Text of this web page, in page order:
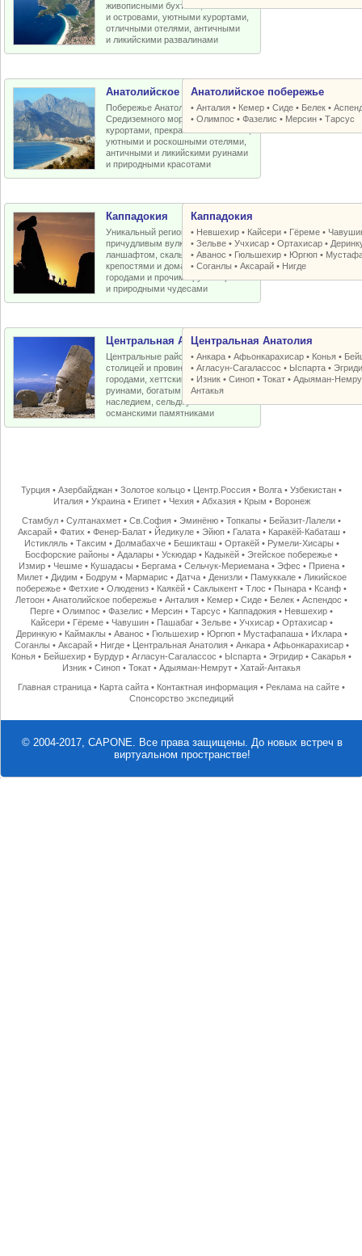
живописными бухтами, пляжами
и островами, уютными курортами,
отличными отелями, античными
и ликийскими развалинами
Анатолийское побережье
Побережье Анатолийской бухты
Средиземного моря с отличными
курортами, прекрасными пляжами,
уютными и роскошными отелями,
античными и ликийскими руинами
и природными красотами
Анатолийское побережье
•Анталия • Кемер •Сиде • Белек •
•Олимпос •Фазелис • Мерсин •Тарсус
Каппадокия
Уникальный регион Турции с
причудливым вулканическим
ланшафтом, скальными церквями,
крепостями и домами, пещерными
городами и прочими рукотворными
и природными чудесами
Каппадокия
• Невшехир • Кайсери • Гёреме •
•Зельве •Учхисар •Ортахисар •
•Аванос • Гюльшехир • Юргюп •
•Соганлы •Аксарай • Нигде
Центральная Анатолия
Центральные районы Турции со
столицей и провинциальными
городами, хеттскими и античными
руинами, богатым византийским
наследием, сельджукскими и
османскими памятниками
Центральная Анатолия
•Анкара •Афьонкарахисар • Конья •
•Агласун-Сагалассос • Ыспарта •
• Изник •Синоп •Токат •Адыяман-
Антакья
Турция •Азербайджан •Золотое кольцо • Центр.Россия • Волга •Узбекистан •
Италия• Украина• Египет• Чехия• Абхазия• Крым • Воронеж
Стамбул •Султанахмет •Св.София •Эминёню •Топкапы • Бейазит-Лалели •
Аксарай• Фатих • Фенер-Балат• Йедикуле• Эйюп• Галата• Каракёй-Кабаташ •
Истикляль• Таксим • Долмабахче• Бешикташ • Ортакёй• Румели-Хисары •
Босфорские районы •Адалары •Ускюдар • Кадыкёй •Эгейское побережье •
Измир• Чешме• Кушадасы • Бергама• Сельчук-Мериемана• Эфес • Приена•
Милет• Дидим • Бодрум • Мармарис • Датча• Денизли• Памуккале• Ликийское
побережье •Фетхие •Олюдениз • Каякёй •Саклыкент •Тлос • Пынара • Ксанф •
Летоон •Анатолийское побережье •Анталия • Кемер •Сиде • Белек •Аспендос •
Перге •Олимпос •Фазелис • Мерсин •Тарсус • Каппадокия • Невшехир •
Кайсери• Гёреме• Чавушин• Пашабаг• Зельве• Учхисар• Ортахисар•
Деринкую• Каймаклы • Аванос • Гюльшехир• Юргюп• Мустафапаша• Ихлара•
Соганлы • Аксарай• Нигде• Центральная Анатолия• Анкара• Афьонкарахисар•
Конья • Бейшехир • Бурдур •Агласун-Сагалассос • Ыспарта •Эгридир •Сакарья •
Изник •Синоп •Токат •Адыяман-Немрут •Хатай-Антакья
Главная страница • Карта сайта • Контактная информация • Реклама на сайте •
Спонсорство экспедиций
© 2004-2017, CAPONE. Все права защищены. До новых встреч в
виртуальном пространстве!